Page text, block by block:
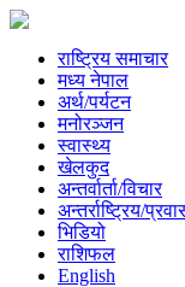
राष्ट्रिय समाचार
मध्य नेपाल
अर्थ/पर्यटन
मनोरञ्जन
स्वास्थ्य
खेलकुद
अन्तर्वार्ता/विचार
अन्तर्राष्ट्रिय/
भिडियो
राशिफल
English